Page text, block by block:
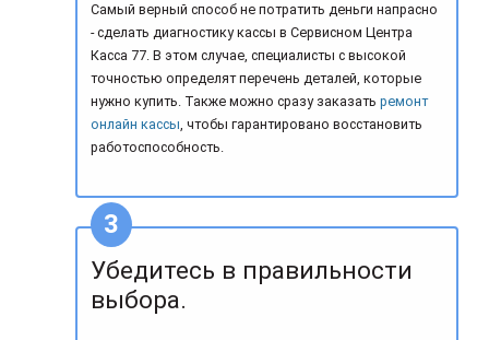
Самый верный способ не потратить деньги напрасно
- сделать диагностику кассы в Сервисном Центра
Касса 77. В этом случае, специалисты с высокой
точностью определят перечень деталей, которые
нужно купить. Также можно сразу заказатьремонт
онлайн кассы, чтобы гарантировано восстановить
работоспособность.
Убедитесь в правильности
выбора.